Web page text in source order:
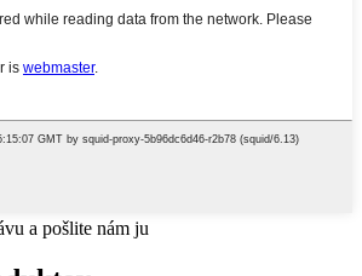
a pošlite nám ju